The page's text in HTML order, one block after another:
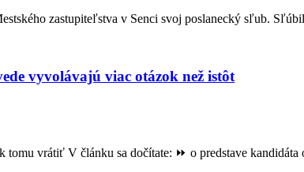
zastupiteľstva v Senci svoj poslanecký sľub.
vyvolávajú viac otázok než istôt
tomu vrátiť V článku sa dočítate: ⏩️ o predstave